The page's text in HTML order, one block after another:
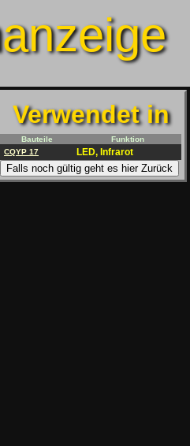
Verwendet in
Bauteile
Funktion
CQYP 17
LED, Infrarot
Falls noch gültig geht es hier Zurück